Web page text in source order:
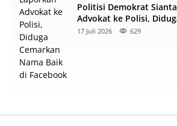
Politisi Demokrat
Advokat ke Polisi,
Nama Baik di Facebook
17 Juli 2026 629